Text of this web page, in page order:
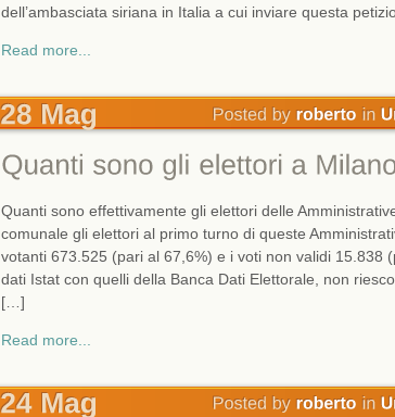
dell’ambasciata siriana in Italia a cui inviare questa
Read more...
Quanti sono effettivamente gli elettori delle
comunale gli elettori al primo turno di queste
votanti 673.525 (pari al 67,6%) e i voti non validi 15.838
dati Istat con quelli della Banca Dati Elettorale, non
[…]
Read more...